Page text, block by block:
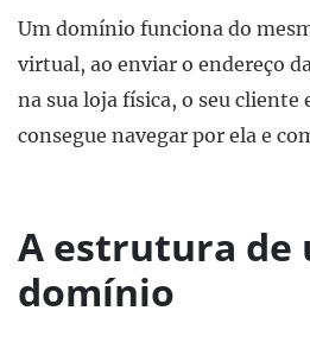
Um domínio funciona do
virtual, ao enviar o endereço
na sua loja física, o seu cliente
consegue navegar por ela e
A estrutura de
domínio